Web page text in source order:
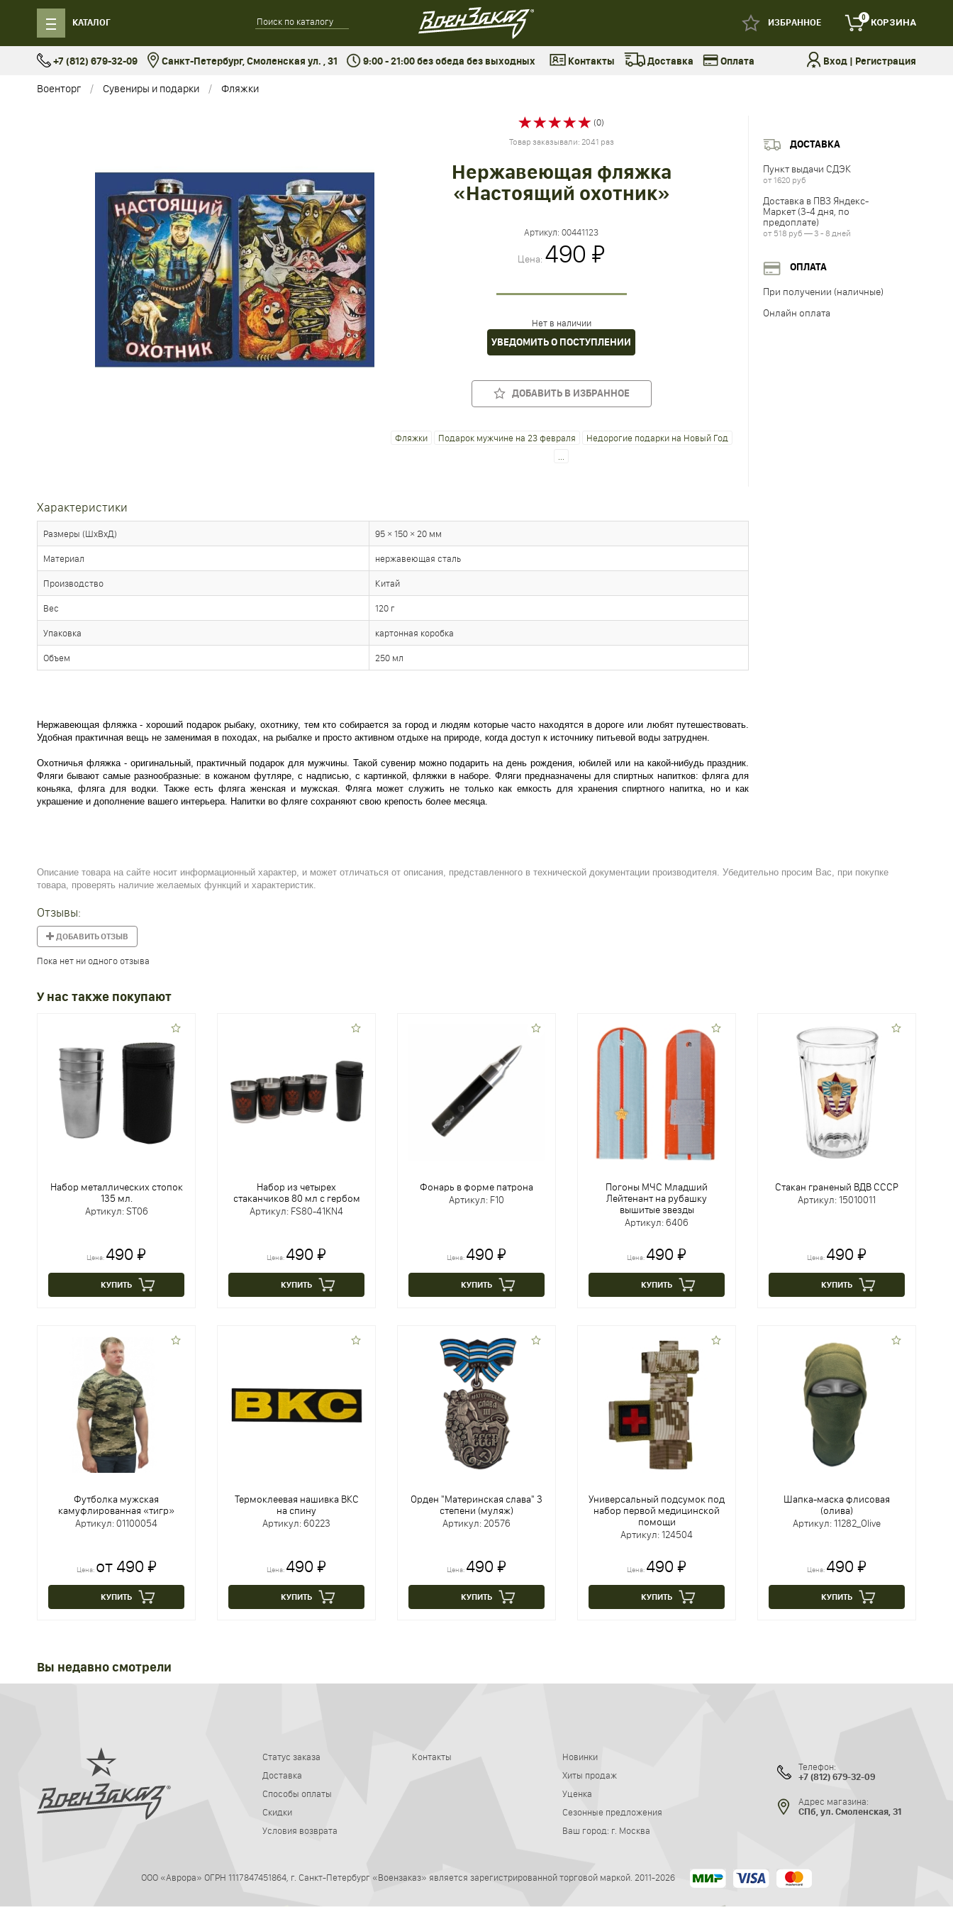
КАТАЛОГ ИЗБРАННОЕ 0 КОРЗИНА
+7 (812) 679-32-09 Санкт-Петербург, Смоленская ул. , 31 9:00 - 21:00 без обеда без выходных Контакты Доставка Оплата Вход| Регистрация
Военторг Сувениры и подарки Фляжки
(0)
Товар заказывали: 2041 раз
Нержавеющая фляжка
«Настоящий охотник»
Артикул:00441123
Цена: 490 ₽
Нет в наличии
УВЕДОМИТЬ О ПОСТУПЛЕНИИ
ДОБАВИТЬ В ИЗБРАННОЕ
Фляжки Подарок мужчине на 23 февраля
Недорогие подарки на Новый Год
ДОСТАВКА
Пункт выдачи СДЭК
от 1620 руб
Доставка в ПВЗ Яндекс-
Маркет (3-4 дня, по
предоплате)
от 518 руб — 3 - 8 дней
ОПЛАТА
При получении (наличные)
Онлайн оплата
Характеристики
Размеры (ШхВхД) 95 × 150 × 20 мм
Материал нержавеющая сталь
Производство Китай
Вес 120 г
Упаковка картонная коробка
Объем 250 мл
Нержавеющая фляжка - хороший подарок рыбаку, охотнику, тем кто собирается за город и людям которые часто находятся в дороге или любят путешествовать.
Удобная практичная вещь не заменимая в походах, на рыбалке и просто активном отдыхе на природе, когда доступ к источнику питьевой воды затруднен.
Охотничья фляжка - оригинальный, практичный подарок для мужчины. Такой сувенир можно подарить на день рождения, юбилей или на какой-нибудь праздник.
Фляги бывают самые разнообразные: в кожаном футляре, с надписью, с картинкой, фляжки в наборе. Фляги предназначены для спиртных напитков: фляга для
коньяка, фляга для водки. Также есть фляга женская и мужская. Фляга может служить не только как емкость для хранения спиртного напитка, но и как
украшение и дополнение вашего интерьера. Напитки во фляге сохраняют свою крепость более месяца.
Описание товара на сайте носит информационный характер, и может отличаться от описания, представленного в технической документации производителя. Убедительно просим Вас, при покупке
товара, проверять наличие желаемых функций и характеристик.
Отзывы:
ДОБАВИТЬ ОТЗЫВ
Пока нет ни одного отзыва
У нас также покупают
Набор металлических стопок
135 мл.
Артикул: ST06
Цена: 490 ₽
КУПИТЬ
Набор из четырех
стаканчиков 80 мл с гербом
Артикул: FS80-41KN4
Цена: 490 ₽
КУПИТЬ
Фонарь в форме патрона
Артикул: F10
Цена: 490 ₽
КУПИТЬ
Погоны МЧС Младший
Лейтенант на рубашку
вышитые звезды
Артикул: 6406
Цена: 490 ₽
КУПИТЬ
Стакан граненый ВДВ СССР
Артикул: 15010011
Цена: 490 ₽
КУПИТЬ
Футболка мужская
камуфлированная «тигр»
Артикул: 01100054
Цена: от 490 ₽
КУПИТЬ
Термоклеевая нашивка ВКС
на спину
Артикул: 60223
Цена: 490 ₽
КУПИТЬ
Орден "Материнская слава" 3
степени (муляж)
Артикул: 20576
Цена: 490 ₽
КУПИТЬ
Универсальный подсумок под
набор первой медицинской
помощи
Артикул: 124504
Цена: 490 ₽
КУПИТЬ
Шапка-маска флисовая
(олива)
Артикул: 11282_Olive
Цена: 490 ₽
КУПИТЬ
Вы недавно смотрели
Телефон:
+7 (812) 679-32-09
Адрес магазина:
СПб, ул. Смоленская, 31
Статус заказа
Доставка
Способы оплаты
Скидки
Условия возврата
Контакты
Новинки
Хиты продаж
Уценка
Сезонные предложения
Ваш город: г. Москва
ООО «Аврора» ОГРН 1117847451864, г. Санкт-Петербург «Воензаказ» является зарегистрированной торговой маркой. 2011-2026